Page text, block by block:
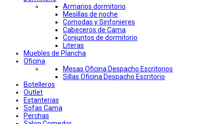
Armarios dormitorio
Mesillas de noche
Comodas y Sinfonieres
Cabeceros de Cama
Conjuntos de dormitorio
Literas
Muebles de Plancha
Oficina
Mesas Oficina Despacho Escritorios
Sillas Oficina Despacho Escritorio
Botelleros
Outlet
Estanterias
Sofas Cama
Perchas